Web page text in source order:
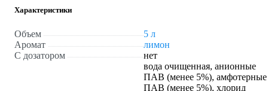
Характеристики
Объем
5 л
Аромат
лимон
С дозатором
нет
вода очищенная, анионные
ПАВ (менее 5%), амфотерные
ПАВ (менее 5%), хлорид